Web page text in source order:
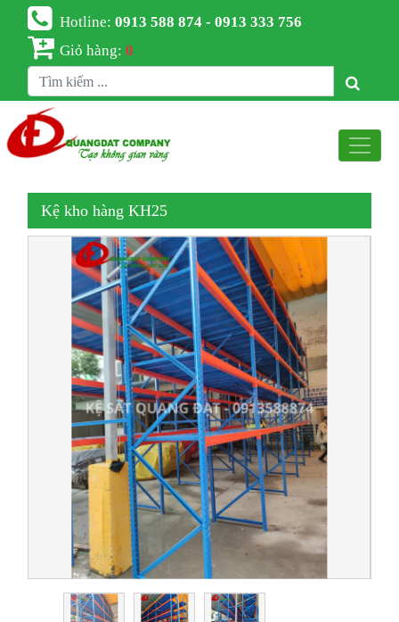
Hotline:0913 588 874 - 0913 333 756
Giỏ hàng:0
Kệ kho hàng KH25